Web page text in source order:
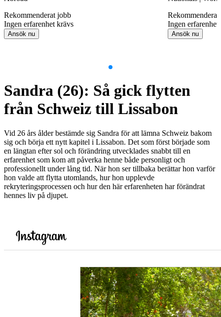
Rekommenderat jobb
Ingen erfarenhet krävs
Ansök nu
Ingen erfarenhet
Ansök nu
1
of
9
Sandra (26): Så gick flytten
från Schweiz till Lissabon
Vid 26 års ålder bestämde sig Sandra för att lämna Schweiz bakom
sig och börja ett nytt kapitel i Lissabon. Det som först började som
en längtan efter sol och förändring utvecklades snabbt till en
erfarenhet som kom att påverka henne både personligt och
professionellt under lång tid. När hon ser tillbaka berättar hon varför
hon valde att flytta utomlands, hur hon upplevde
rekryteringsprocessen och hur den här erfarenheten har förändrat
hennes liv på djupet.